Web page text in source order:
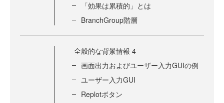
「効果は累積的」とは
BranchGroup階層
全般的な背景情報 4
画面出力およびユーザー入力GUIの例
ユーザー入力GUI
Replotボタン